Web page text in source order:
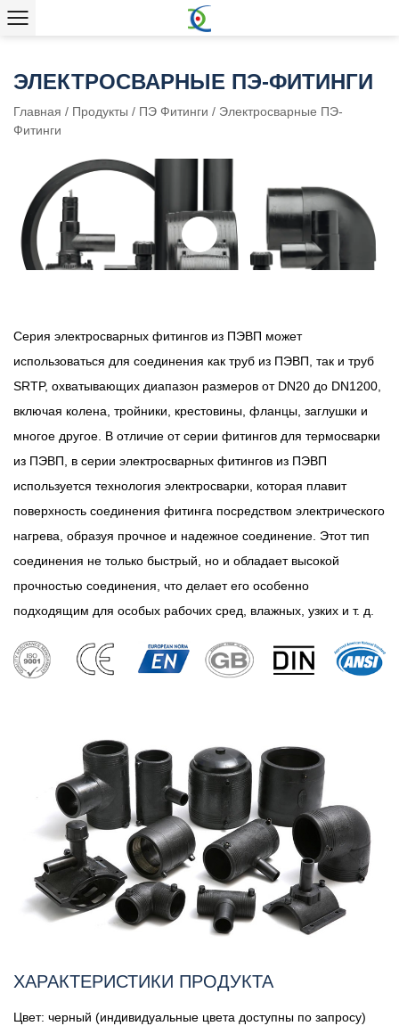
ЭЛЕКТРОСВАРНЫЕ ПЭ-ФИТИНГИ
Главная / Продукты / ПЭ Фитинги / Электросварные ПЭ-
Фитинги
Серия электросварных фитингов из ПЭВП может
использоваться для соединения как труб из ПЭВП, так и труб
SRTP, охватывающих диапазон размеров от DN20 до DN1200,
включая колена, тройники, крестовины, фланцы, заглушки и
многое другое. В отличие от серии фитингов для термосварки
из ПЭВП, в серии электросварных фитингов из ПЭВП
используется технология электросварки, которая плавит
поверхность соединения фитинга посредством электрического
нагрева, образуя прочное и надежное соединение. Этот тип
соединения не только быстрый, но и обладает высокой
прочностью соединения, что делает его особенно
подходящим для особых рабочих сред, влажных, узких и т. д.
ХАРАКТЕРИСТИКИ ПРОДУКТА
Цвет: черный (индивидуальные цвета доступны по запросу)